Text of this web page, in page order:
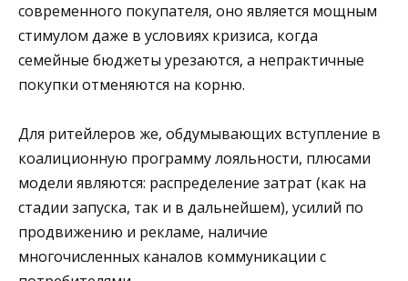
современного покупателя, оно является мощным
стимулом даже в условиях кризиса, когда
семейные бюджеты урезаются, а непрактичные
покупки отменяются на корню.
Для ритейлеров же, обдумывающих вступление в
коалиционную программу лояльности, плюсами
модели являются: распределение затрат (как на
стадии запуска, так и в дальнейшем), усилий по
продвижению и рекламе, наличие
многочисленных каналов коммуникации с